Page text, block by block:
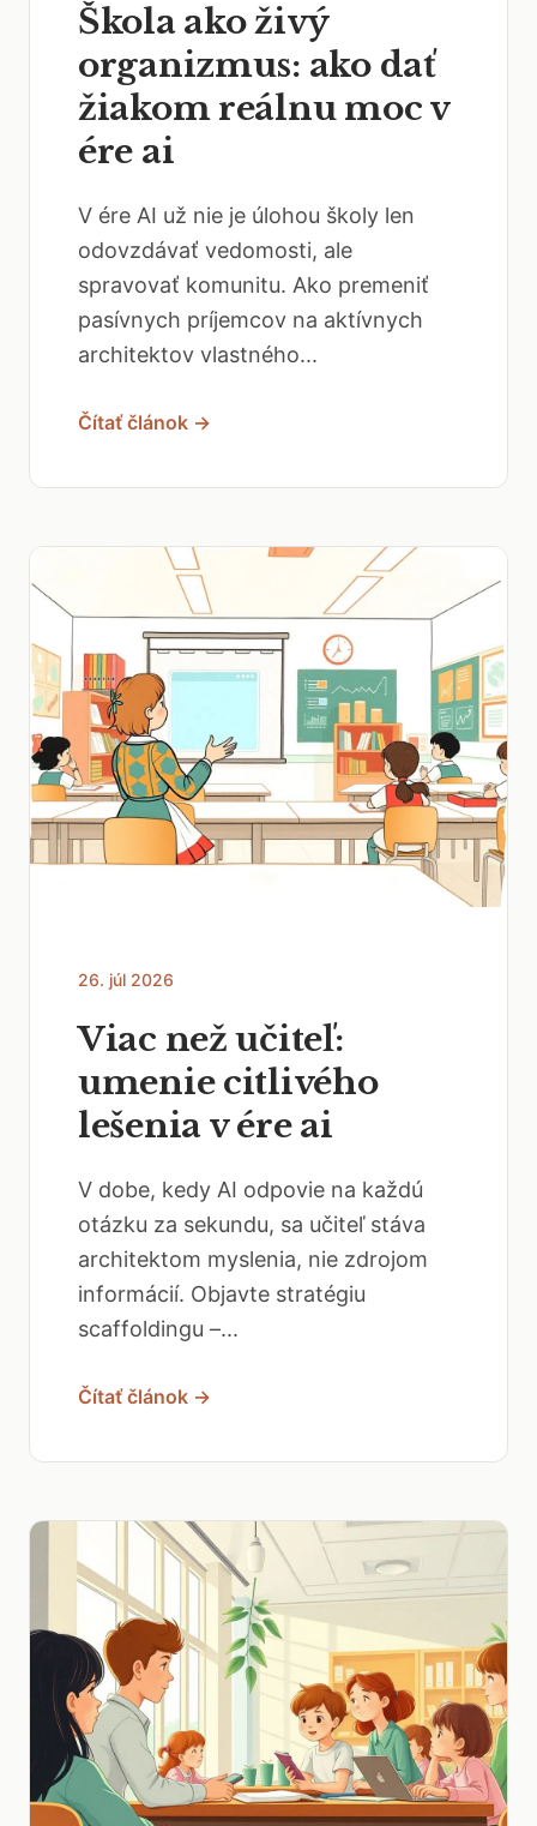
Škola ako živý
organizmus: ako dať
žiakom reálnu moc v
ére ai
V ére AI už nie je úlohou školy len
odovzdávať vedomosti, ale
spravovať komunitu. Ako premeniť
pasívnych príjemcov na aktívnych
architektov vlastného...
Čítať článok →
26. júl 2026
Viac než učiteľ:
umenie citlivého
lešenia v ére ai
V dobe, kedy AI odpovie na každú
otázku za sekundu, sa učiteľ stáva
architektom myslenia, nie zdrojom
informácií. Objavte stratégiu
scaffoldingu –...
Čítať článok →